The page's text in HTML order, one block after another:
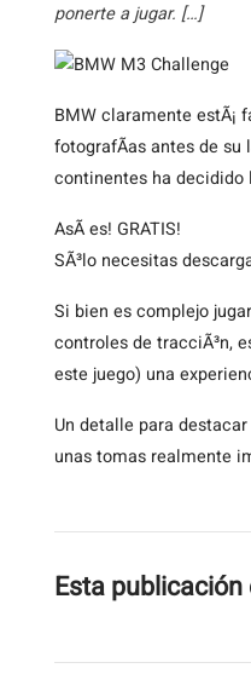
ponerte a jugar. […]
BMWclaramente estÃ¡
fotografÃ­as antes de
continentes ha decidido
AsÃ­ es! GRATIS!
SÃ³lo necesitas
Si bien es complejo
controles de tracciÃ³n,
este juego) una
Un detalle para
unas tomas realmente
Esta